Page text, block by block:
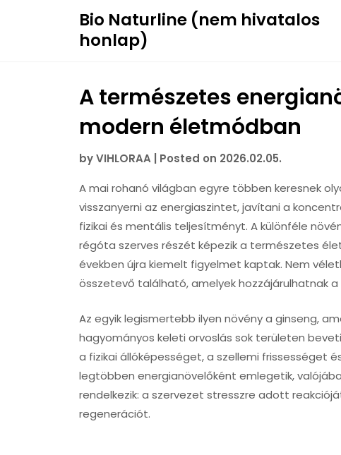
Bio Naturline (nem hivatalos
honlap)
A természetes
modern életmódban
byVIHLORAA Posted on 2026.02.05.
A mai rohanó világban egyre többen keresnek
visszanyerni az energiaszintet, javítani a
fizikai és mentális teljesítményt. A különféle
régóta szerves részét képezik a természetes
években újra kiemelt figyelmet kaptak. Nem
összetevő található, amelyek hozzájárulhatnak
Az egyik legismertebb ilyen növény a ginseng,
hagyományos keleti orvoslás sok területen
a fizikai állóképességet, a szellemi frissességet
legtöbben energianövelőként emlegetik,
rendelkezik: a szervezet stresszre adott
regenerációt.